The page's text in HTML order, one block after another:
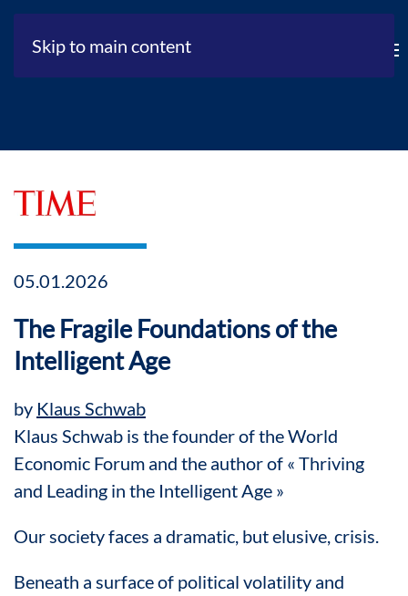
Skip to main content
05.01.2026
The Fragile Foundations of the
Intelligent Age
by Klaus Schwab
Klaus Schwab is the founder of the World
Economic Forum and the author of « Thriving
and Leading in the Intelligent Age »
Our society faces a dramatic, but elusive, crisis.
Beneath a surface of political volatility and